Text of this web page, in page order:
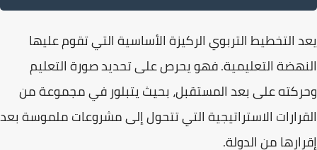
يعدالتخطيط التربويالركيزة الأساسية التي تقوم عليها
النهضة التعليمية. فهو يحرص علىتحديد صورة التعليم
وحركتهعلى بعد المستقبل، بحيث يتبلور في مجموعة من
القرارات الاستراتيجية التي تتحول إلى مشروعات ملموسة بعد
إقرارها من الدولة.